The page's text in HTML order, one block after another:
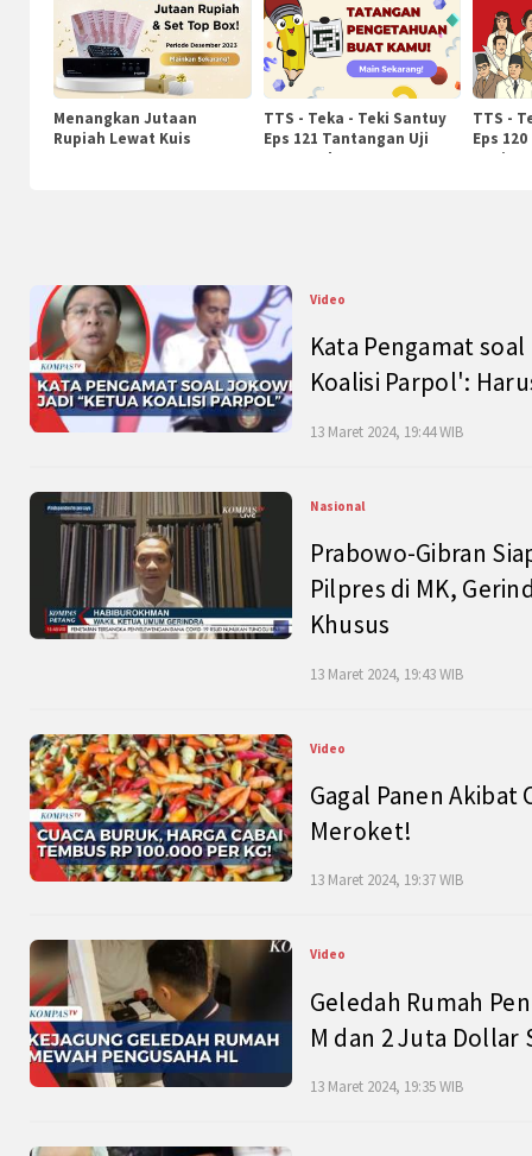
Menangkan Jutaan
Rupiah Lewat Kuis
TTS - Teka - Teki Santuy
Eps 121 Tantangan Uji
Pengetahuan
TTS -
Eps
Video
Kata Pengamat
Koalisi Parpol':
13 Maret 2024, 19:44 WIB
Nasional
Prabowo-Gibran
Pilpres di MK,
Khusus
13 Maret 2024, 19:43 WIB
Video
Gagal Panen Akibat
Meroket!
13 Maret 2024, 19:37 WIB
Video
Geledah Rumah
M dan 2 Juta Dollar
13 Maret 2024, 19:35 WIB